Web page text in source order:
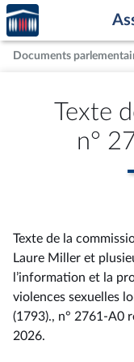
Aller au contenu
Aller en bas de la
Accèder
à la
page
d'accueil
Documents
Texte
n°
Texte de la
Laure Miller et
l’information et la
violences sexuelles
(1793)., n° 2761-A0
2026.